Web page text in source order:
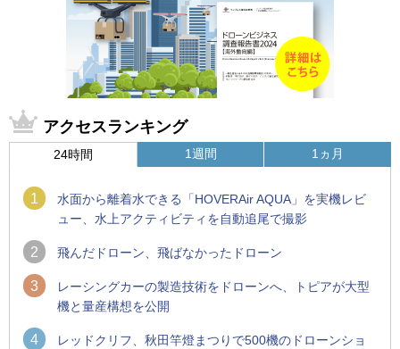
アクセスランキング
24時間
1
水面から離着水できる「HOVERAir AQUA」を実機レビ
ュー、水上アクティビティを自動追尾で撮影
2 飛んだドローン、飛ばなかったドローン
3
レーシングカーの製造技術をドローンへ、トピアが大型
機と量産構想を公開
4
レッドクリフ、秋田竿燈まつりで500機のドローンショ
1週間 1ヵ月